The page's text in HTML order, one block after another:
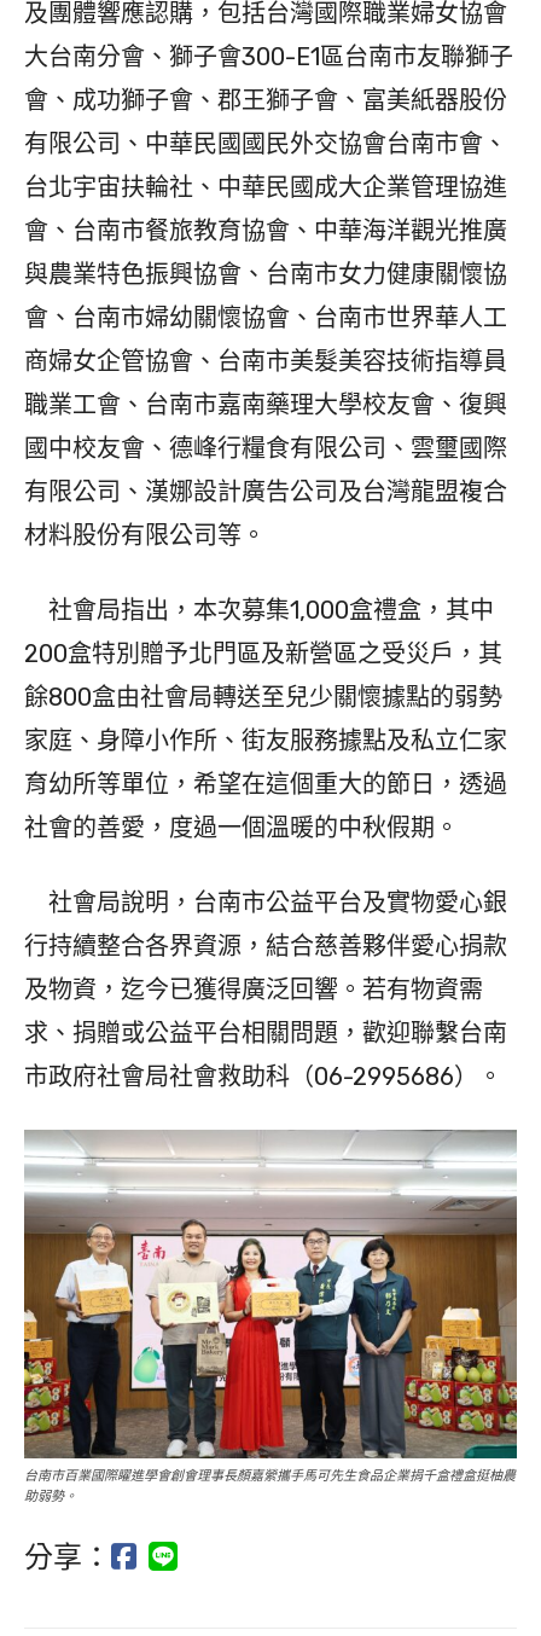
及團體響應認購，包括台灣國際職業婦女協會
大台南分會、獅子會300-E1區台南市友聯獅子
會、成功獅子會、郡王獅子會、富美紙器股份
有限公司、中華民國國民外交協會台南市會、
台北宇宙扶輪社、中華民國成大企業管理協進
會、台南市餐旅教育協會、中華海洋觀光推廣
與農業特色振興協會、台南市女力健康關懷協
會、台南市婦幼關懷協會、台南市世界華人工
商婦女企管協會、台南市美髮美容技術指導員
職業工會、台南市嘉南藥理大學校友會、復興
國中校友會、德峰行糧食有限公司、雲璽國際
有限公司、漢娜設計廣告公司及台灣龍盟複合
材料股份有限公司等。
社會局指出，本次募集1,000盒禮盒，其中
200盒特別贈予北門區及新營區之受災戶，其
餘800盒由社會局轉送至兒少關懷據點的弱勢
家庭、身障小作所、街友服務據點及私立仁家
育幼所等單位，希望在這個重大的節日，透過
社會的善愛，度過一個溫暖的中秋假期。
社會局說明，台南市公益平台及實物愛心銀
行持續整合各界資源，結合慈善夥伴愛心捐款
及物資，迄今已獲得廣泛回響。若有物資需
求、捐贈或公益平台相關問題，歡迎聯繫台南
市政府社會局社會救助科（06-2995686）。
台南市百業國際矅進學會創會理事長顏嘉縈攜手馬可先生食品企業捐千盒禮盒挺柚農
助弱勢。
分享：